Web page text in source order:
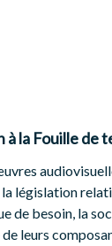
à la Fouille de
législation
de besoin, la
leurs